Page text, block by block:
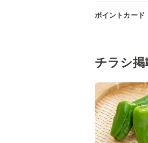
ポイントカード
チラシ